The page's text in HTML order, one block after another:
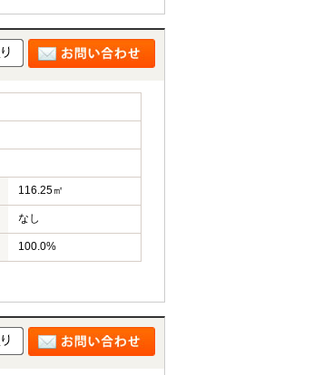
116.25㎡
なし
100.0%